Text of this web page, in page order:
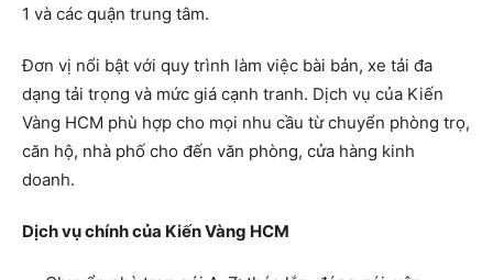
1 và các quận trung tâm.
Đơn vị nổi bật với quy trình làm việc bài bản, xe tải đa
dạng tải trọng và mức giá cạnh tranh. Dịch vụ của Kiến
Vàng HCM phù hợp cho mọi nhu cầu từ chuyển phòng trọ,
căn hộ, nhà phố cho đến văn phòng, cửa hàng kinh
doanh.
Dịch vụ chính của Kiến Vàng HCM